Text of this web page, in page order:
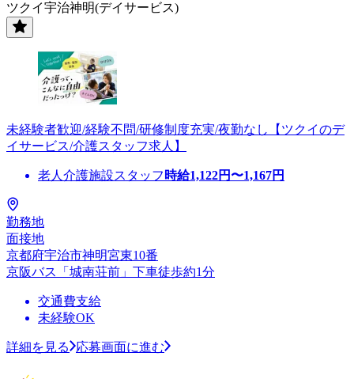
ツクイ宇治神明(デイサービス)
未経験者歓迎/経験不問/研修制度充実/夜勤なし【ツクイのデ
イサービス/介護スタッフ求人】
老人介護施設スタッフ 時給1,122円〜1,167円
勤務地
面接地
京都府宇治市神明宮東10番
京阪バス「城南荘前」下車徒歩約1分
交通費支給
未経験OK
詳細を見る 応募画面に進む